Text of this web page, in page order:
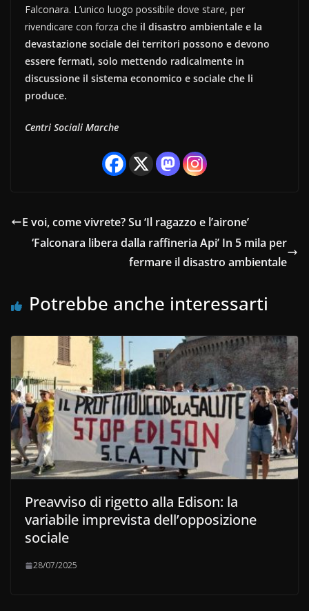
Falconara. L’unico luogo possibile dove stare, per
rivendicare con forza che il disastro ambientale e la
devastazione sociale dei territori possono e devono
essere fermati, solo mettendo radicalmente in
discussione il sistema economico e sociale che li
produce.
Centri Sociali Marche
E voi, come vivrete? Su ‘Il ragazzo e l’airone’
‘Falconara libera dalla raffineria Api’ In 5 mila per
fermare il disastro ambientale
Potrebbe anche interessarti
Preavviso di rigetto alla Edison: la
variabile imprevista dell’opposizione
sociale
28/07/2025